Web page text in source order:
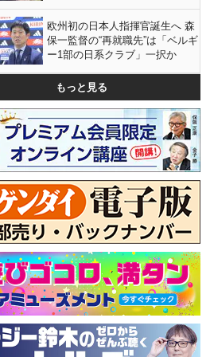
欧州初の日本人指揮官誕生へ 森
保一監督の“再就職先”は「ベルギ
ー1部の日系クラブ」一択か
もっと見る